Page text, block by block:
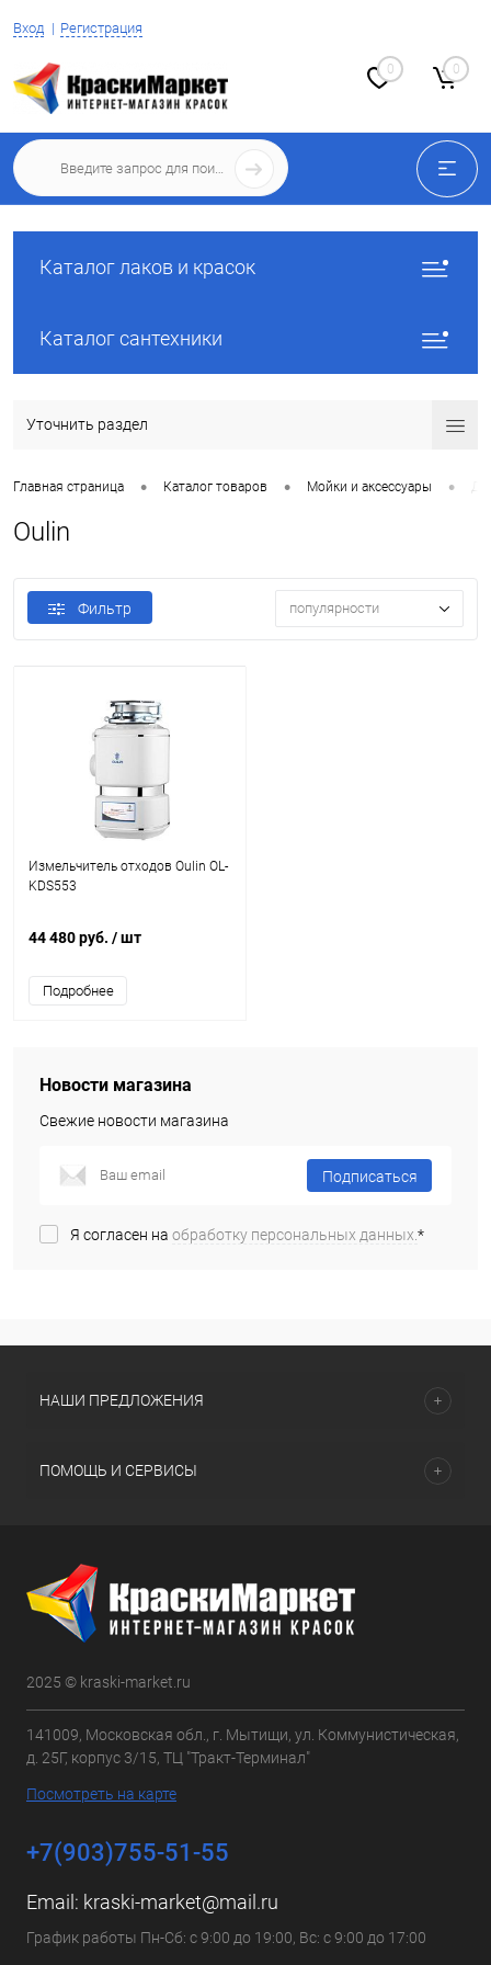
Вход Регистрация
0 0
Каталог лаков и красок
Каталог сантехники
Уточнить раздел
Главная страница • Каталог товаров • Мойки и аксессуары •
Oulin
Фильтр популярности
Измельчитель отходов Oulin OL-
KDS553
44 480 руб. / шт
Подробнее
Новости магазина
Свежие новости магазина
Подписаться
Я согласен на обработку персональных данных.*
НАШИ ПРЕДЛОЖЕНИЯ
ПОМОЩЬ И СЕРВИСЫ
2025 © kraski-market.ru
141009, Московская обл., г. Мытищи, ул. Коммунистическая,
д. 25Г, корпус 3/15, ТЦ "Тракт-Терминал"
Посмотреть на карте
+7(903)755-51-55
Email: kraski-market@mail.ru
График работы Пн-Сб: с 9:00 до 19:00, Вс: с 9:00 до 17:00